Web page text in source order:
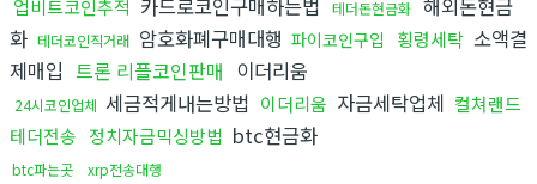
업비트코인추적 테더돈현금화
화 테더코인직거래 암호화폐구매대행 파이코인구입 횡령세탁 소액결
제매입 트론 리플코인판매 이더리움
24시코인업체 세금적게내는방법 이더리움 자금세탁업체 컬쳐랜드
테더전송 정치자금믹싱방법 btc현금화
btc파는곳 xrp전송대행